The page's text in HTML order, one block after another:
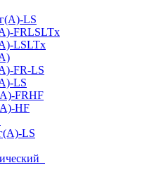
LS
FRLSLTx
LSLTx
FR-LS
LS
FRHF
HF
LS